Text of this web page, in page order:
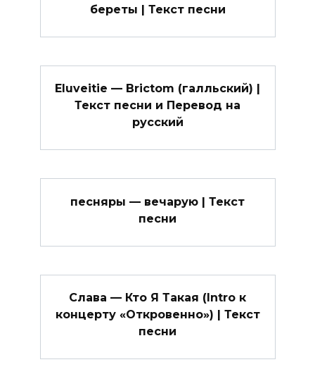
береты | Текст песни
Eluveitie — Brictom (галльский) |
Текст песни и Перевод на
русский
песняры — вечарую | Текст
песни
Слава — Кто Я Такая (Intro к
концерту «Откровенно») | Текст
песни